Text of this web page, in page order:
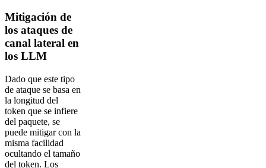
Mitigación de
los ataques de
canal lateral en
los LLM
Dado que este tipo
de ataque se basa en
la longitud del
token que se infiere
del paquete, se
puede mitigar con la
misma facilidad
ocultando el tamaño
del token. Los